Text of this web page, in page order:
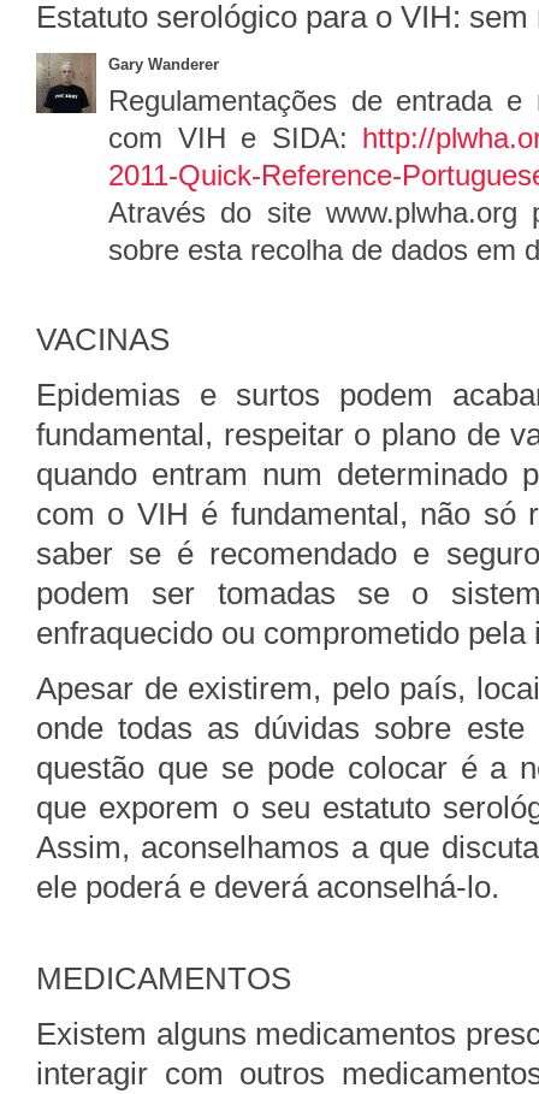
Estatuto serológico para o VIH:
Gary Wanderer
Regulamentações de entrada
com VIH e SIDA: http://
2011-Quick-Reference-
Através do site www.plwha.org
sobre esta recolha de dados em
VACINAS
Epidemias e surtos podem
fundamental, respeitar o plano de
quando entram num determinado
com o VIH é fundamental, não só
saber se é recomendado e
podem ser tomadas se o
enfraquecido ou comprometido pela
Apesar de existirem, pelo país,
onde todas as dúvidas sobre
questão que se pode colocar é a
que exporem o seu estatuto
Assim, aconselhamos a que
ele poderá e deverá aconselhá-lo.
MEDICAMENTOS
Existem alguns medicamentos
interagir com outros